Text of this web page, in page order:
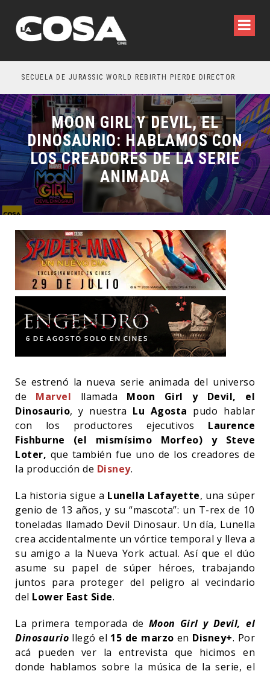
SECUELA DE JURASSIC WORLD REBIRTH PIERDE DIRECTOR
MOON GIRL Y DEVIL, EL
DINOSAURIO: HABLAMOS CON
LOS CREADORES DE LA SERIE
ANIMADA
Se estrenó la nueva serie animada del universo
de Marvel llamada
Moon Girl y Devil, el
Dinosaurio, y nuestra Lu Agosta pudo hablar
con los productores ejecutivos Laurence
Fishburne (el mismísimo Morfeo) y Steve
Loter, que también fue uno de los creadores de
la producción de Disney.
La historia sigue a Lunella Lafayette, una súper
genio de 13 años, y su “mascota”: un T-rex de 10
toneladas llamado Devil Dinosaur. Un día, Lunella
crea accidentalmente un vórtice temporal y lleva a
su amigo a la Nueva York actual. Así que el dúo
asume su papel de súper héroes, trabajando
juntos para proteger del peligro al vecindario
del Lower East Side.
La primera temporada de Moon Girl y Devil, el
Dinosaurio llegó el 15 de marzo en Disney+. Por
acá pueden ver la entrevista que hicimos en
donde hablamos sobre la música de la serie, el